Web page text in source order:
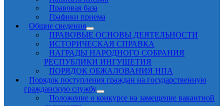
Правовая база
Графики приема
Общие сведения
ПРАВОВЫЕ ОСНОВЫ ДЕЯТЕЛЬНОСТИ
ИСТОРИЧЕСКАЯ СПРАВКА
НАГРАДЫ НАРОДНОГО СОБРАНИЯ
РЕСПУБЛИКИ ИНГУШЕТИЯ
ПОРЯДОК ОБЖАЛОВАНИЯ НПА
Порядок поступления граждан на государственную
гражданскую службу
Положение о конкурсе на замещение вакантной